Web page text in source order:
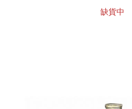
缺貨中